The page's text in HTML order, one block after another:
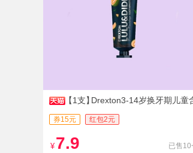
【1支】Drexton3-14岁换牙期儿童
牙膏
券15元 红包2元
¥ 7.9 已售